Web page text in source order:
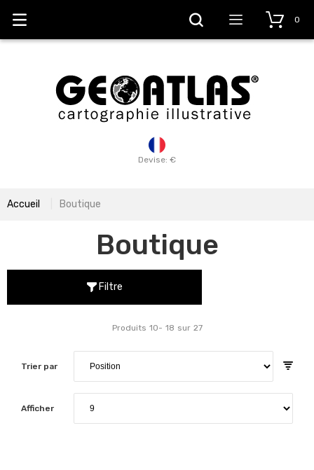
Devise: €
0
Accueil Boutique
Boutique
Filtre
Trier par
Produits 10- 18 sur 27
Afficher